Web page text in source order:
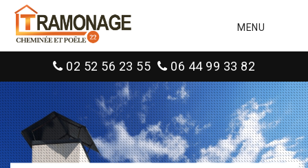
MENU
02 52 56 23 55 06 44 99 33 82